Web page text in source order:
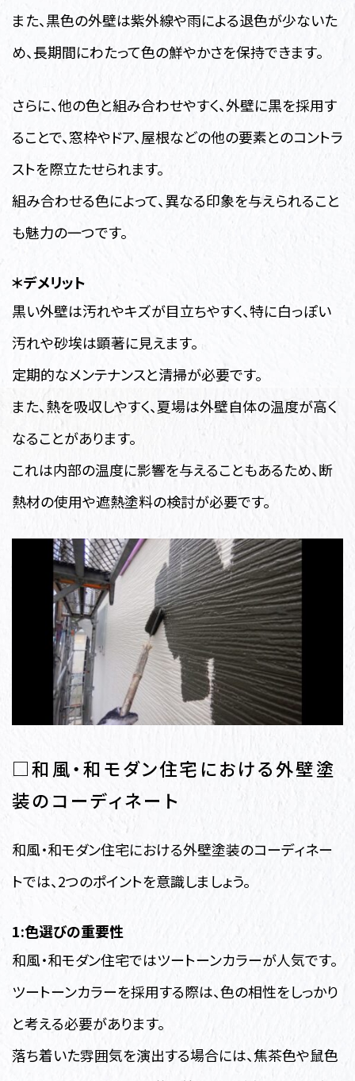
また、黒色の外壁は紫外線や雨による退色が少ないた
め、長期間にわたって色の鮮やかさを保持できます。
さらに、他の色と組み合わせやすく、外壁に黒を採用す
ることで、窓枠やドア、屋根などの他の要素とのコントラ
ストを際立たせられます。
組み合わせる色によって、異なる印象を与えられること
も魅力の一つです。
＊デメリット
黒い外壁は汚れやキズが目立ちやすく、特に白っぽい
汚れや砂埃は顕著に見えます。
定期的なメンテナンスと清掃が必要です。
また、熱を吸収しやすく、夏場は外壁自体の温度が高く
なることがあります。
これは内部の温度に影響を与えることもあるため、断
熱材の使用や遮熱塗料の検討が必要です。
□和風・和モダン住宅における外壁塗
装のコーディネート
和風・和モダン住宅における外壁塗装のコーディネー
トでは、2つのポイントを意識しましょう。
1:色選びの重要性
和風・和モダン住宅ではツートーンカラーが人気です。
ツートーンカラーを採用する際は、色の相性をしっかり
と考える必要があります。
落ち着いた雰囲気を演出する場合には、焦茶色や鼠色